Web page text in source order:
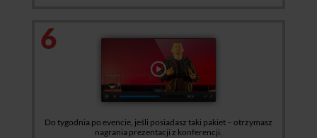
6
Do tygodnia po evencie, jeśli posiadasz taki pakiet – otrzymasz
nagrania prezentacji z konferencji.